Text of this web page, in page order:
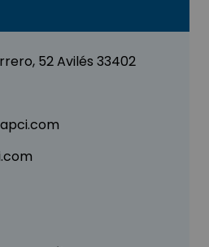
52 Avilés 33402